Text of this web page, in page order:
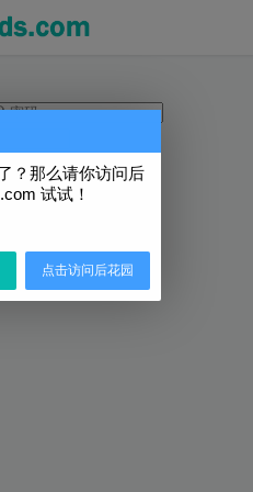
？那么请你访问后
试试！
点击访问后花园